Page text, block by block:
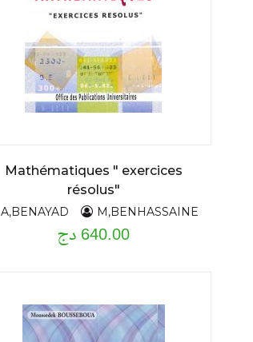
Mathématiques " exercices
résolus"
A,BENAYAD M,BENHASSAINE
640.00 دج